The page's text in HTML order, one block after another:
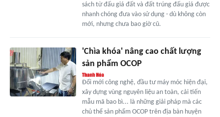
sách từ đấu giá đất và đất trúng đấu giá được
nhanh chóng đưa vào sử dụng - dù không còn
mới, nhưng chưa bao giờ cũ.
'Chìa khóa' nâng cao chất lượng
sản phẩm OCOP
Đổi mới công nghệ, đầu tư máy móc hiện đại,
xây dựng vùng nguyên liệu an toàn, cải tiến
mẫu mã bao bì... là những giải pháp mà các
chủ thể sản phẩm OCOP trên địa bàn huyện